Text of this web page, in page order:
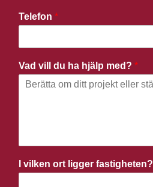
Telefon *
Vad vill du ha hjälp med? *
I vilken ort ligger fastigheten?